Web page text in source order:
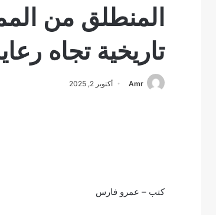
المنطلق من
تاريخية تجاه
Amr أكتوبر 2, 2025
كتب – عمرو فارس